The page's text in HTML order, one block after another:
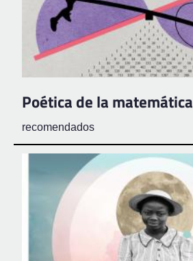
Poética de la matemática
recomendados